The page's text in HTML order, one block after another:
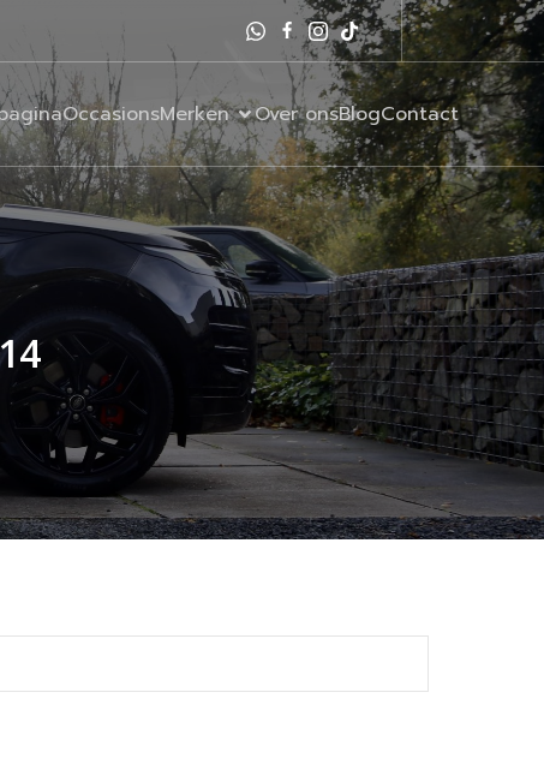
OccasionsMerken Over onsBlogContact